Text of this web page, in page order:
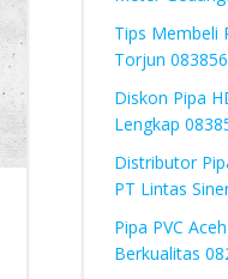
Tips Membeli
Torjun
Diskon Pipa
Lengkap
Distributor
PT Lintas
Pipa PVC
Berkualitas